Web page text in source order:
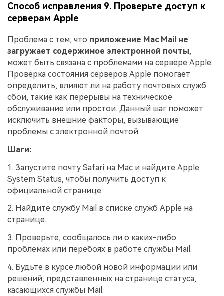
Способ исправления 9. Проверьте доступ к
серверам Apple
Проблема с тем, что приложение Mac Mail не
загружает содержимое электронной почты,
может быть связана с проблемами на сервере Apple.
Проверка состояния серверов Apple помогает
определить, влияют ли на работу почтовых служб
сбои, такие как перерывы на техническое
обслуживание или простои. Данный шаг поможет
исключить внешние факторы, вызывающие
проблемы с электронной почтой.
Шаги:
1. Запустите почту Safari на Mac и найдите Apple
System Status, чтобы получить доступ к
официальной странице.
2. Найдите службу Mail в списке служб Apple на
странице.
3. Проверьте, сообщалось ли о каких-либо
проблемах или перебоях в работе службы Mail.
4. Будьте в курсе любой новой информации или
решений, представленных на странице статуса,
касающихся службы Mail.